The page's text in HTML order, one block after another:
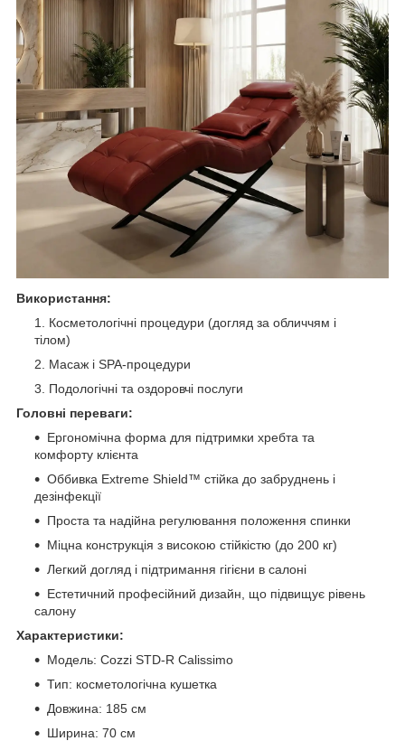
Використання:
Косметологічні процедури (догляд за обличчям і
тілом)
Масаж і SPA-процедури
Подологічні та оздоровчі послуги
Головні переваги:
Ергономічна форма для підтримки хребта та
комфорту клієнта
Оббивка Extreme Shield™ стійка до забруднень і
дезінфекції
Проста та надійна регулювання положення спинки
Міцна конструкція з високою стійкістю (до 200 кг)
Легкий догляд і підтримання гігієни в салоні
Естетичний професійний дизайн, що підвищує рівень
салону
Характеристики:
Модель: Cozzi STD-R Calissimo
Тип: косметологічна кушетка
Довжина: 185 см
Ширина: 70 см